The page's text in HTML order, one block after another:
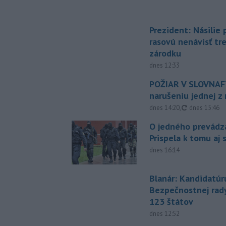
Prezident: Násilie
rasovú nenávisť
zárodku
dnes 12:33
POŽIAR V
narušeniu jednej z
dnes 14:20, aktualizované
dnes 15:46
O jedného
Prispela k tomu aj
dnes 16:14
Blanár:
Bezpečnostnej
123 štátov
dnes 12:52